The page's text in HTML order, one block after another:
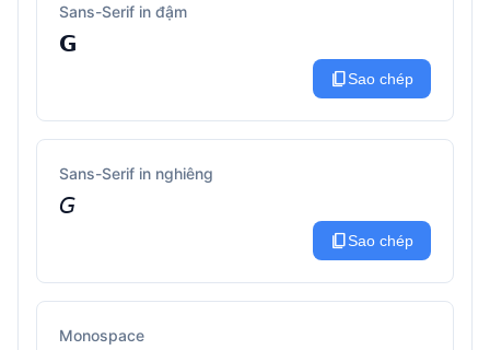
Sans-Serif in đậm
𝗚
content_copySao chép
Sans-Serif in nghiêng
𝘎
content_copySao chép
Monospace